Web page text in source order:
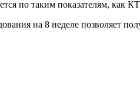
по таким показателям,
на 8 неделе позволяет